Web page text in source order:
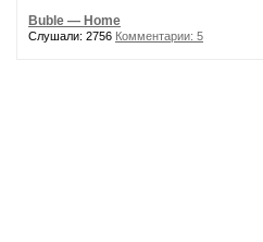
Buble — Home
Слушали: 2756 Комментарии: 5